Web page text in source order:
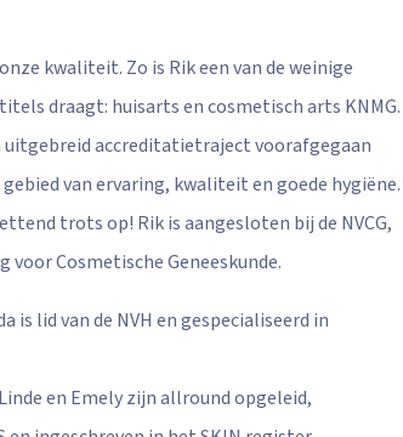
kwaliteit. Zo is Rik een van de weinige
draagt: huisarts en cosmetisch arts KNMG.
accreditatietraject voorafgegaan
van ervaring, kwaliteit en goede hygiëne.
trots op! Rik is aangesloten bij de NVCG,
voor Cosmetische Geneeskunde.
is lid van de NVH en gespecialiseerd in
en Emely zijn allround opgeleid,